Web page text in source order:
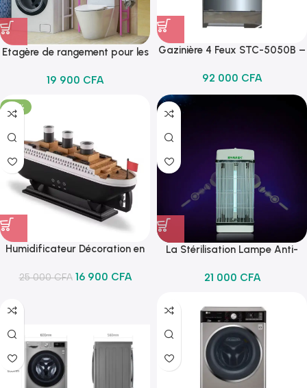
Etagère de rangement pour les
pour machine à laver.
19 900 CFA
Gazinière 4 Feux STC-5050B –
Four
92 000 CFA
-32%
Humidificateur Décoration en
25 000CFA 16 900 CFA
La Stérilisation Lampe Anti-
Désinfection Lampe 360 ​​°
21 000 CFA